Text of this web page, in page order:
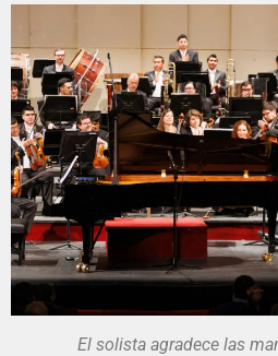
El solista agradece las